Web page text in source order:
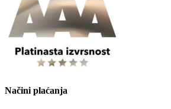
Načini plaćanja